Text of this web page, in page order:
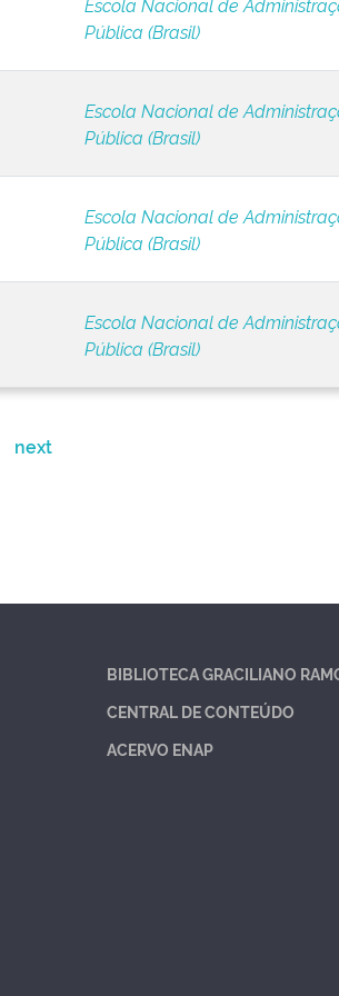
Pública (Brasil)
Escola Nacional de
Pública (Brasil)
Escola Nacional de
Pública (Brasil)
Escola Nacional de
Pública (Brasil)
next
BIBLIOTECA GRACILIANO
CENTRAL DE CONTEÚDO
ACERVO ENAP